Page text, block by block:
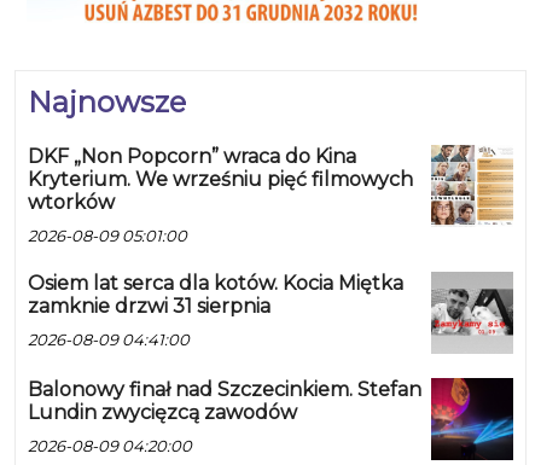
Najnowsze
DKF „Non Popcorn” wraca do Kina
Kryterium. We wrześniu pięć filmowych
wtorków
2026-08-09 05:01:00
Osiem lat serca dla kotów. Kocia Miętka
zamknie drzwi 31 sierpnia
2026-08-09 04:41:00
Balonowy finał nad Szczecinkiem. Stefan
Lundin zwycięzcą zawodów
2026-08-09 04:20:00